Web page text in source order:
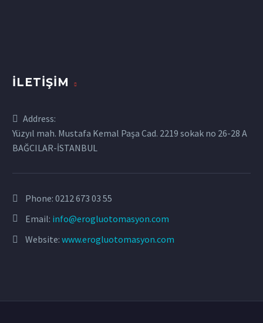
İLETIŞIM
Address:
Yüzyıl mah. Mustafa Kemal Paşa Cad. 2219 sokak no 26-28 A
BAĞCILAR-İSTANBUL
Phone: 0212 673 03 55
Email: info@erogluotomasyon.com
Website: www.erogluotomasyon.com